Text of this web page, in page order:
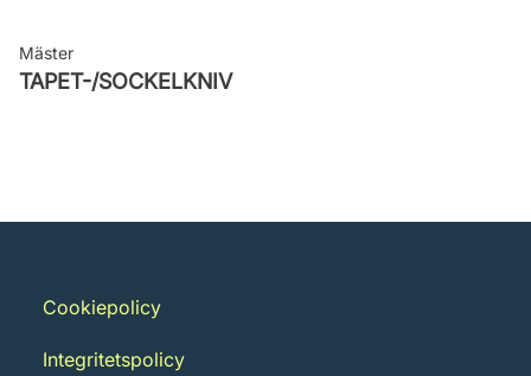
Mäster
TAPET-/SOCKELKNIV
Cookiepolicy
Integritetspolicy